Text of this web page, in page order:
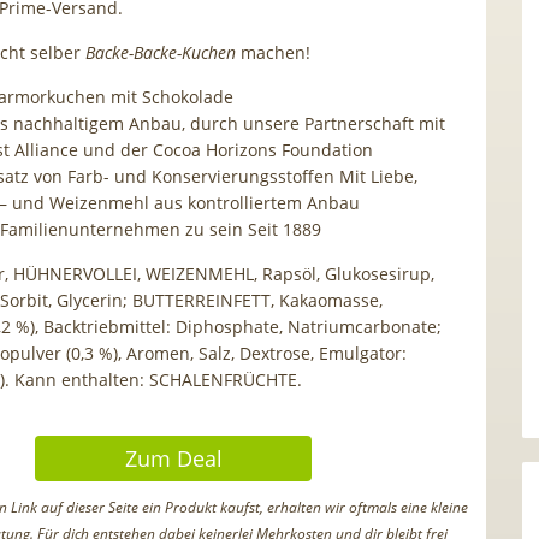
Versand.
selber Backe-Backe-Kuchen machen!
mit Schokolade
nachhaltigem Anbau, durch unsere Partnerschaft mit
Alliance und der Cocoa Horizons Foundation
von Farb- und Konservierungsstoffen Mit Liebe,
und Weizenmehl aus kontrolliertem Anbau
zu sein Seit 1889
WEIZENMEHL, Rapsöl, Glukosesirup,
Glycerin; BUTTERREINFETT, Kakaomasse,
%), Backtriebmittel: Diphosphate, Natriumcarbonate;
(0,3 %), Aromen, Salz, Dextrose, Emulgator:
Kann enthalten: SCHALENFRÜCHTE.
Zum Deal
Link auf dieser Seite ein Produkt kaufst, erhalten wir oftmals eine kleine
Für dich entstehen dabei keinerlei Mehrkosten und dir bleibt frei